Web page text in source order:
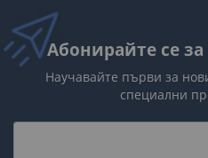
Абонирайте се
Научавайте първи за
специални